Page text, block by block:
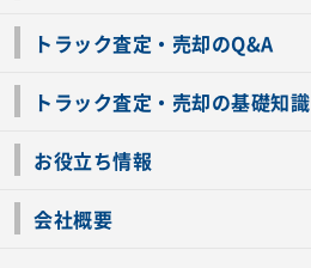
トラック査定・売却のQ&A
トラック査定・売却の基礎知識
お役立ち情報
会社概要